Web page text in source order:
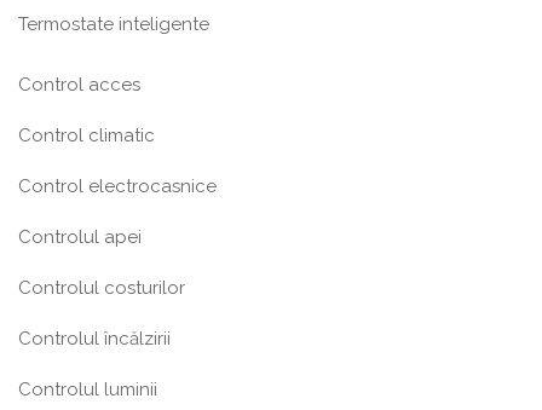
Termostate inteligente
Control acces
Control climatic
Control electrocasnice
Controlul apei
Controlul costurilor
Controlul încălzirii
Controlul luminii